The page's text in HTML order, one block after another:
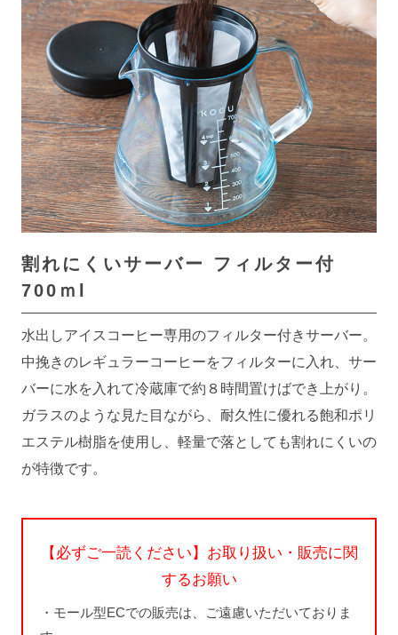
割れにくいサーバー フィルター付
700ｍl
水出しアイスコーヒー専用のフィルター付きサーバー。
中挽きのレギュラーコーヒーをフィルターに入れ、サー
バーに水を入れて冷蔵庫で約８時間置けばでき上がり。
ガラスのような見た目ながら、耐久性に優れる飽和ポリ
エステル樹脂を使用し、軽量で落としても割れにくいの
が特徴です。
【必ずご一読ください】お取り扱い・販売に関
するお願い
・モール型ECでの販売は、ご遠慮いただいておりま